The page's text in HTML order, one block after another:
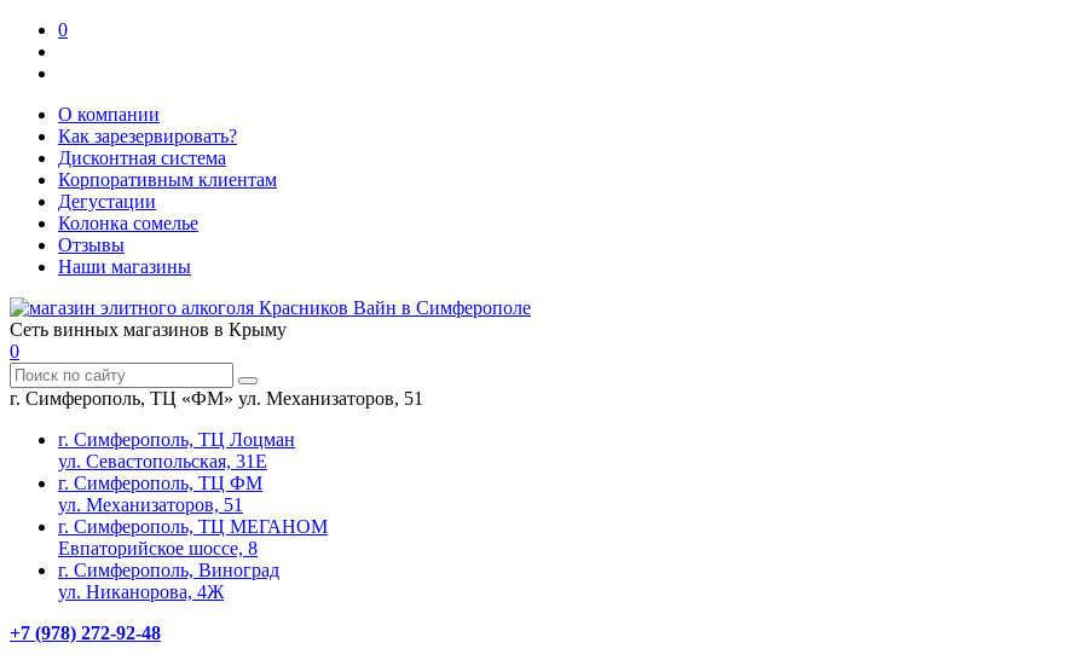
0
О компании
Как зарезервировать?
Дисконтная система
Корпоративным клиентам
Дегустации
Колонка сомелье
Отзывы
Наши магазины
Сеть винных магазинов в Крыму
0
г. Симферополь, ТЦ «ФМ» ул. Механизаторов, 51
г. Симферополь, ТЦ Лоцман
ул. Севастопольская, 31Е
г. Симферополь, ТЦ ФМ
ул. Механизаторов, 51
г. Симферополь, ТЦ МЕГАНОМ
Евпаторийское шоссе, 8
г. Симферополь, Виноград
ул. Никанорова, 4Ж
+7 (978) 272-92-48